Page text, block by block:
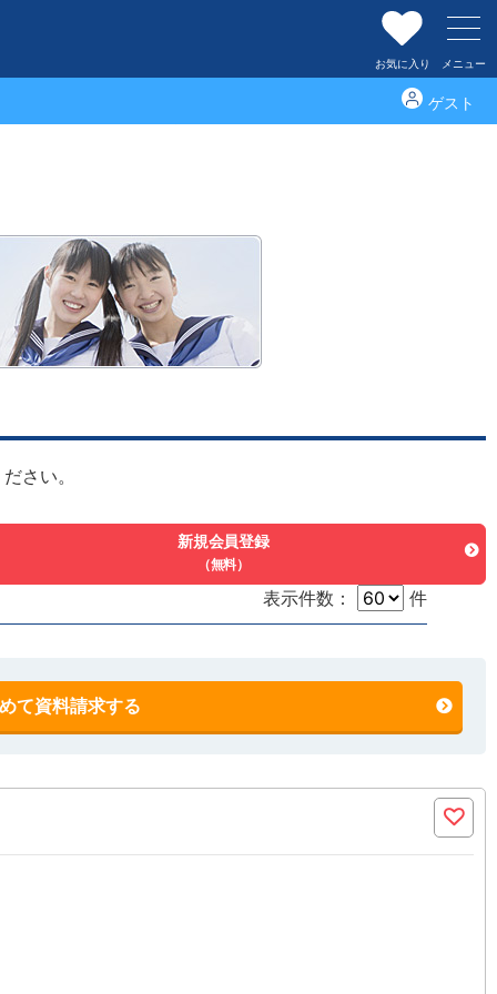
お気に入り メニュー
ゲスト
さい。
新規会員登録
（無料）
表示件数： 件
て資料請求する